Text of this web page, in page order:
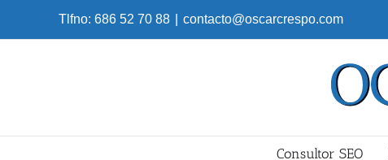
Tlfno: 686 52 70 88 contacto@oscarcrespo.com
Consultor SEO